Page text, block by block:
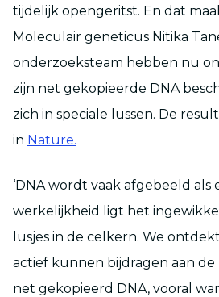
tijdelijk opengeritst. En dat
Moleculair geneticus Nitika
onderzoeksteam hebben nu
zijn net gekopieerde DNA
zich in speciale lussen. De
in Nature.
‘DNA wordt vaak afgebeeld als
werkelijkheid ligt het
lusjes in de celkern. We
actief kunnen bijdragen aan de
net gekopieerd DNA, vooral